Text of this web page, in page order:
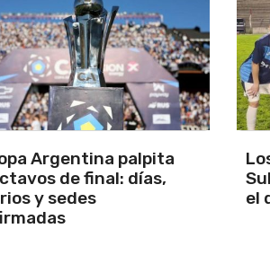
Sub 15 y
de Tandil ganaron en